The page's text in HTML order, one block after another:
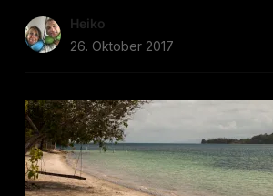
Heiko
26. Oktober 2017